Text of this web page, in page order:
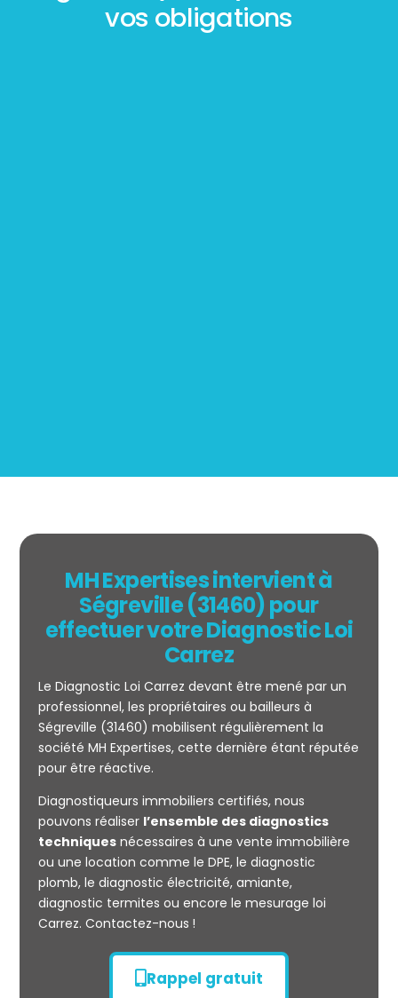
vos obligations
Mesurage
CARREZ
MH Expertises intervient à
Ségreville (31460) pour
effectuer votre Diagnostic Loi
Carrez
Le Diagnostic Loi Carrez devant être mené par un
professionnel, les propriétaires ou bailleurs à
Ségreville (31460) mobilisent régulièrement la
société MH Expertises, cette dernière étant réputée
pour être réactive.
Diagnostiqueurs immobiliers certifiés, nous
pouvons réaliser l’ensemble des diagnostics
techniquesnécessaires à une vente immobilière
ou une location comme le DPE, le diagnostic
plomb, le diagnostic électricité, amiante,
diagnostic termites ou encore le mesurage loi
Carrez. Contactez-nous !
Rappel gratuit